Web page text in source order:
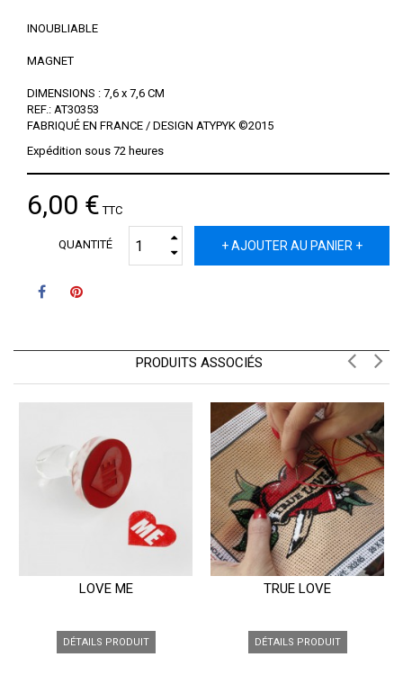
INOUBLIABLE
MAGNET
DIMENSIONS : 7,6 x 7,6 CM
REF.: AT30353
FABRIQUÉ EN FRANCE / DESIGN ATYPYK ©2015
Expédition sous 72 heures
6,00 € TTC
QUANTITÉ + AJOUTER AU PANIER +
PRODUITS ASSOCIÉS
LOVE ME
DÉTAILS PRODUIT
TRUE LOVE
DÉTAILS PRODUIT